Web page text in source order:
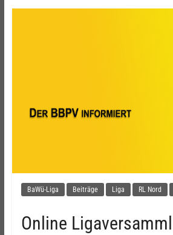
BaWü-Liga Beiträge Liga RL Nord
Online